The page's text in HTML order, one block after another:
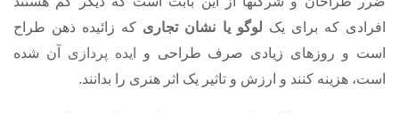
افرادی که برای یک لوگو یا نشان تجاری که زائیده ذهن طراح
است و روزهای زیادی صرف طراحی و
ایده پردازی آن شده
است، هزینه کنند و ارزش و تاثیر یک اثر هنری را بدانند.